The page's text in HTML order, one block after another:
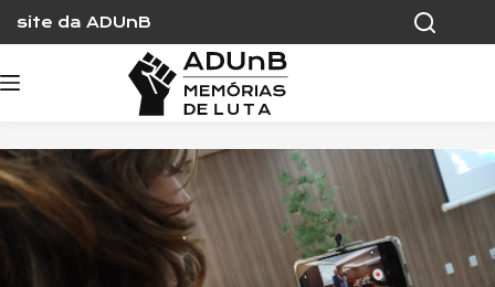
content
site da ADUnB